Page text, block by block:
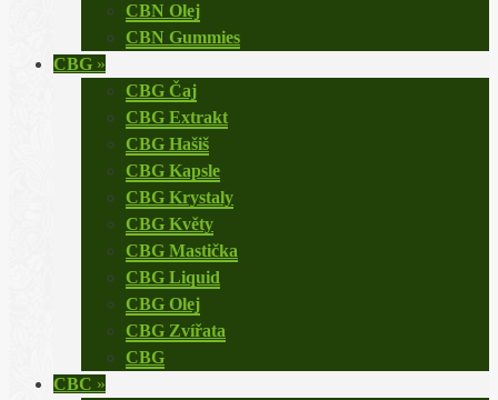
CBN Olej
CBN Gummies
CBG »
CBG Čaj
CBG Extrakt
CBG Hašiš
CBG Kapsle
CBG Krystaly
CBG Květy
CBG Mastička
CBG Liquid
CBG Olej
CBG Zvířata
CBG
CBC »